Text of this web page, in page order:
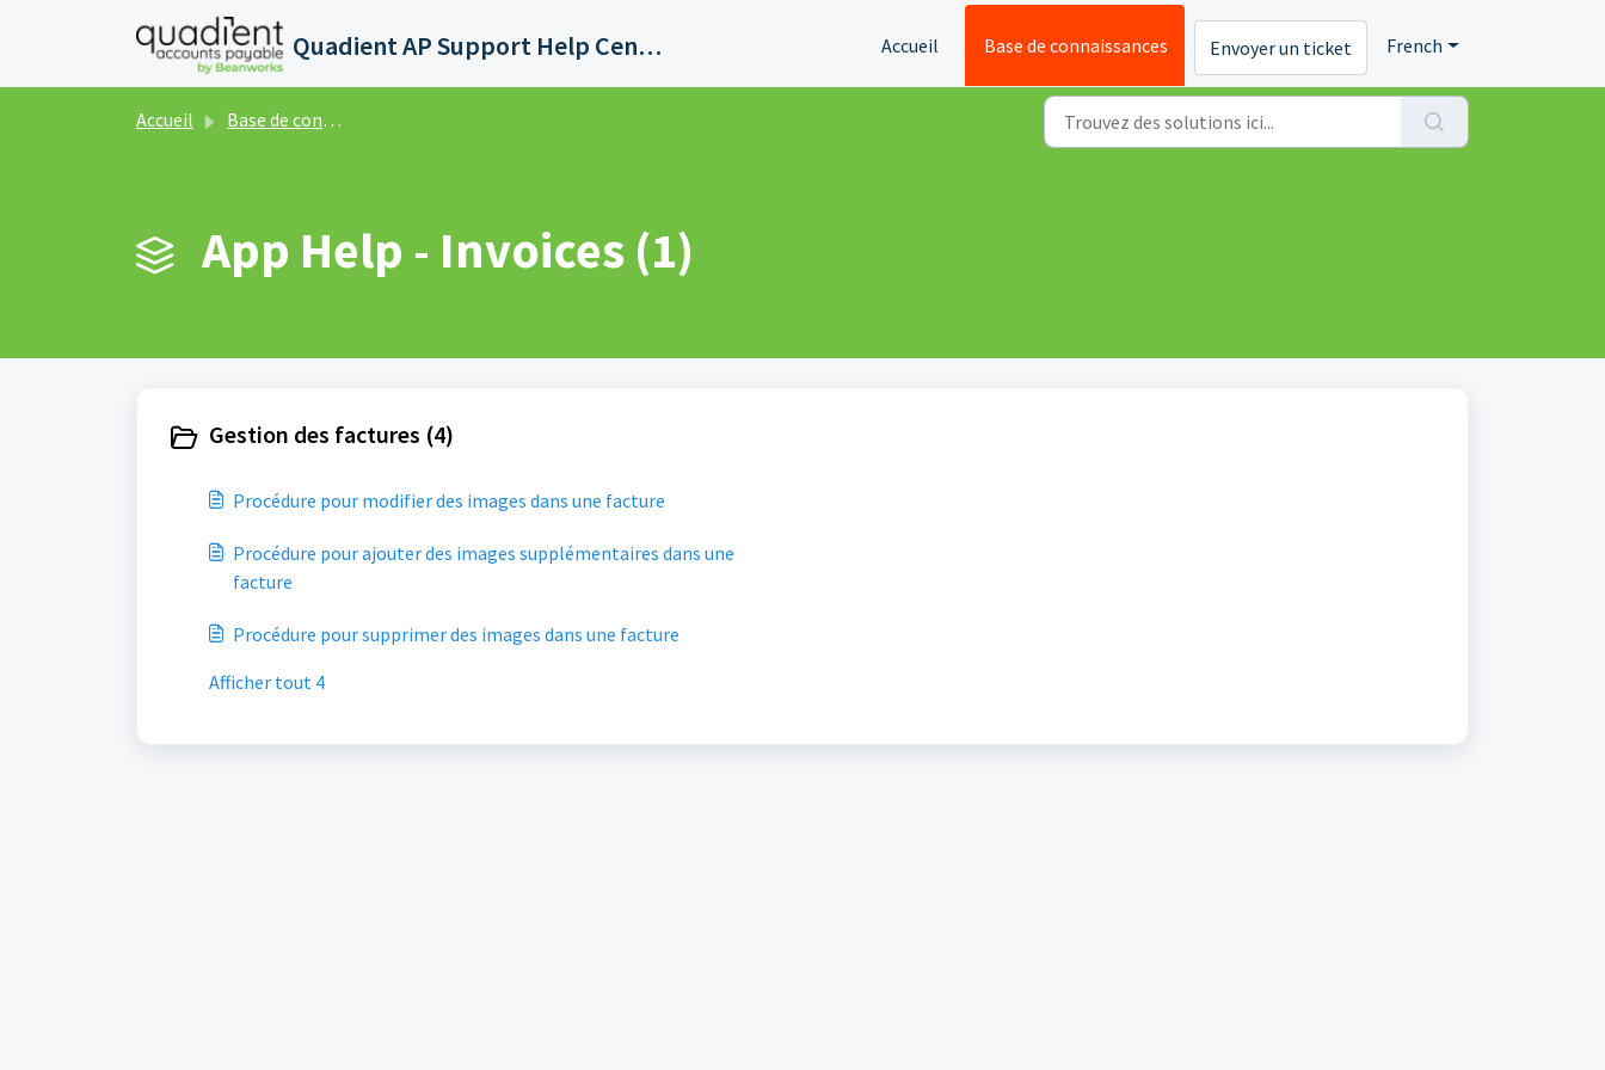
Passer au contenu principal
Quadient AP Support Help Center Accueil Base de connaissances Envoyer un ticket French
Accueil Base de connaissances
App Help - Invoices (1)
Gestion des factures (4)
Procédure pour modifier des images dans une facture
Procédure pour ajouter des images supplémentaires dans une
facture
Procédure pour supprimer des images dans une facture
Afficher tout 4